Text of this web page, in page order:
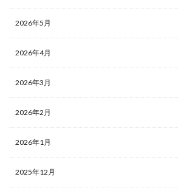
2026年5月
2026年4月
2026年3月
2026年2月
2026年1月
2025年12月